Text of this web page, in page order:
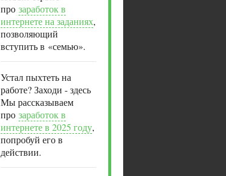
про заработок в
интернете на заданиях,
позволяющий
вступить в «семью».
Устал пыхтеть на
работе? Заходи - здесь
Мы рассказываем
про заработок в
интернете в 2025 году,
попробуй его в
действии.